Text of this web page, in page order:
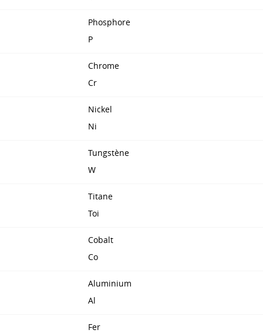
Phosphore
P
Chrome
Cr
Nickel
Ni
Tungstène
W
Titane
Toi
Cobalt
Co
Aluminium
Al
Fer